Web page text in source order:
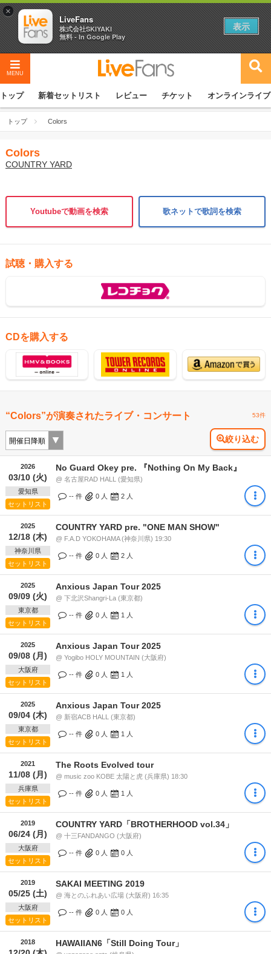
MENU
トップ 新着セットリスト レビュー チケット オンラインライブ
トップ Colors
Colors
COUNTRY YARD
Youtubeで動画を検索 歌ネットで歌詞を検索
試聴・購入する
CDを購入する
“Colors”が演奏されたライブ・コンサート 53件
絞り込む
2026
03/10 (火)
愛知県
セットリスト
No Guard Okey pre. 『Nothing On My Back』
@ 名古屋RAD HALL (愛知県)
-- 件 0 人 2 人
2025
12/18 (木)
神奈川県
セットリスト
COUNTRY YARD pre. "ONE MAN SHOW"
@ F.A.D YOKOHAMA (神奈川県) 19:30
-- 件 0 人 2 人
2025
09/09 (火)
東京都
セットリスト
Anxious Japan Tour 2025
@ 下北沢Shangri-La (東京都)
-- 件 0 人 1 人
2025
09/08 (月)
大阪府
セットリスト
Anxious Japan Tour 2025
@ Yogibo HOLY MOUNTAIN (大阪府)
-- 件 0 人 1 人
2025
09/04 (木)
東京都
セットリスト
Anxious Japan Tour 2025
@ 新宿ACB HALL (東京都)
-- 件 0 人 1 人
2021
11/08 (月)
兵庫県
セットリスト
The Roots Evolved tour
@ music zoo KOBE 太陽と虎 (兵庫県) 18:30
-- 件 0 人 1 人
2019
06/24 (月)
大阪府
セットリスト
COUNTRY YARD「BROTHERHOOD vol.34」
@ 十三FANDANGO (大阪府)
-- 件 0 人 0 人
2019
05/25 (土)
大阪府
セットリスト
SAKAI MEETING 2019
@ 海とのふれあい広場 (大阪府) 16:35
-- 件 0 人 0 人
2018 HAWAIIAN6「Still Doing Tour」
×
LiveFans
株式会社SKIYAKI
無料 - In Google Play
表示